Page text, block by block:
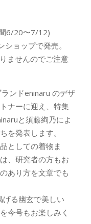
6/20〜7/12)
ョップで発売。
ませんのでご注意
ンドeninaru のデザ
ナーに迎え、特集
と須藤絢乃によ
を発表します。
としての着物ま
、研究者の方もお
あり方を文章でも
る幽玄で美しい
今号もお楽しみく